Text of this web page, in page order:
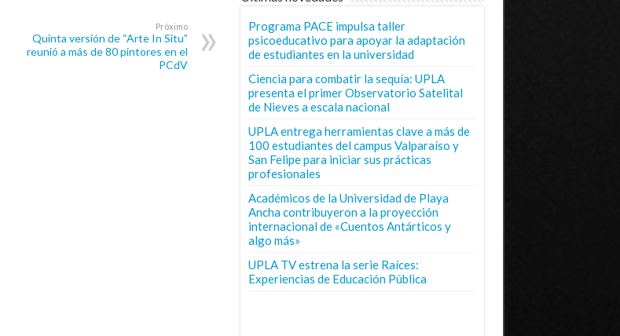
Próximo
Quinta versión de “Arte In Situ”
reunió a más de 80 pintores en el
PCdV
Programa PACE impulsa taller
psicoeducativo para apoyar la adaptación
de estudiantes en la universidad
Ciencia para combatir la sequía: UPLA
presenta el primer Observatorio Satelital
de Nieves a escala nacional
UPLA entrega herramientas clave a más de
100 estudiantes del campus Valparaíso y
San Felipe para iniciar sus prácticas
profesionales
Académicos de la Universidad de Playa
Ancha contribuyeron a la proyección
internacional de «Cuentos Antárticos y
algo más»
UPLA TV estrena la serie Raíces:
Experiencias de Educación Pública